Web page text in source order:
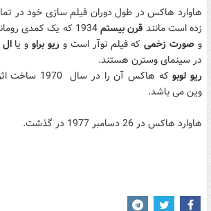
هاوارد هاکس در طول دوران فیلم سازی خود در
زده است مانند قرن بیستم1934 که یک کمدی رومانتیک است ،
و صورت زخمیکه فیلم نوآر است و ریو براوو یاال
در سینمای وسترن هستند.
ریو لوبو
که هاکس آن را
وین می باشد.
هاوارد هاکس در 26 دسامبر 1977 در گذشت.